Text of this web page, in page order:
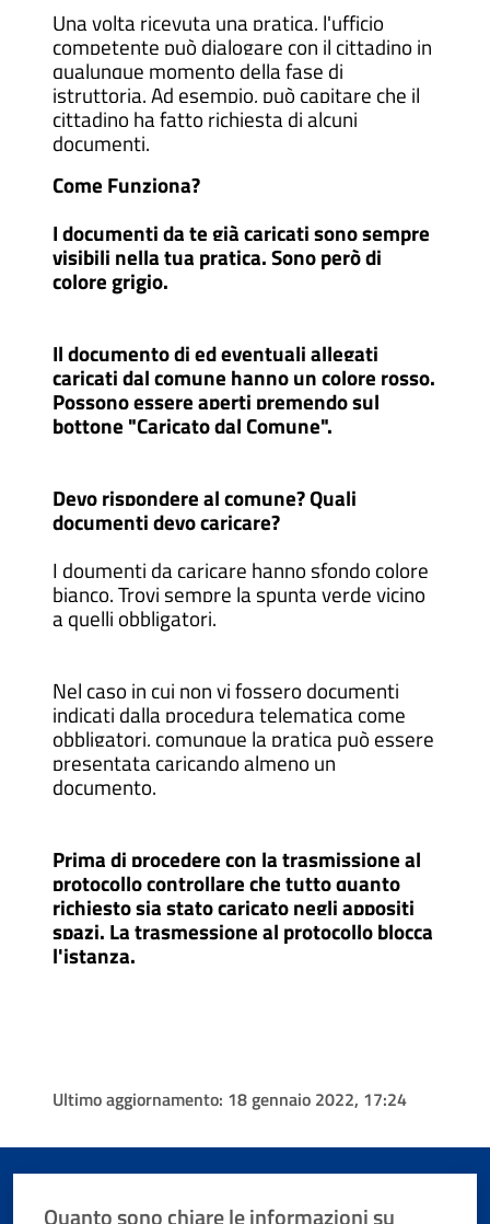
Una volta ricevuta una pratica, l'ufficio
competente può dialogare con il cittadino in
qualunque momento della fase di
istruttoria. Ad esempio, può capitare che il
cittadino ha fatto richiesta di alcuni
documenti.
Come Funziona?
I documenti da te già caricati sono sempre
visibili nella tua pratica. Sono però di
colore grigio.
Il documento di ed eventuali allegati
caricati dal comune hanno un colore rosso.
Possono essere aperti premendo sul
bottone "Caricato dal Comune".
Devo rispondere al comune? Quali
documenti devo caricare?
I doumenti da caricare hanno sfondo colore
bianco. Trovi sempre la spunta verde vicino
a quelli obbligatori.
Nel caso in cui non vi fossero documenti
indicati dalla procedura telematica come
obbligatori, comunque la pratica può essere
presentata caricando almeno un
documento.
Prima di procedere con la trasmissione al
protocollo controllare che tutto quanto
richiesto sia stato caricato negli appositi
spazi. La trasmessione al protocollo blocca
l'istanza.
Ultimo aggiornamento: 18 gennaio 2022, 17:24
Quanto sono chiare le informazioni su